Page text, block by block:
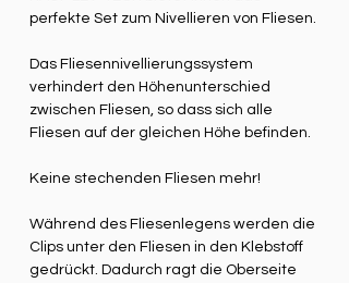
perfekte Set zum Nivellieren von Fliesen.
Das Fliesennivellierungssystem
verhindert den Höhenunterschied
zwischen Fliesen, so dass sich alle
Fliesen auf der gleichen Höhe befinden.
Keine stechenden Fliesen mehr!
Während des Fliesenlegens werden die
Clips unter den Fliesen in den Klebstoff
gedrückt. Dadurch ragt die Oberseite